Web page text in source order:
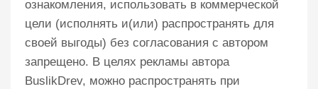
ознакомления, использовать в коммерческой
цели (исполнять и(или) распространять для
своей выгоды) без согласования с автором
запрещено. В целях рекламы автора
BuslikDrev, можно распространять при